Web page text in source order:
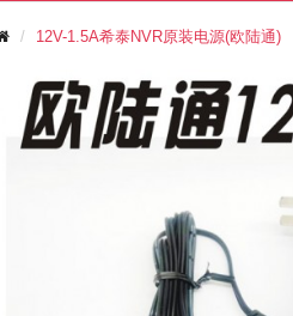
12V-1.5A希泰NVR原装电源(欧陆通)